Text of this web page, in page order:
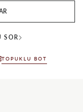
SOR
TOPUKLU BOT